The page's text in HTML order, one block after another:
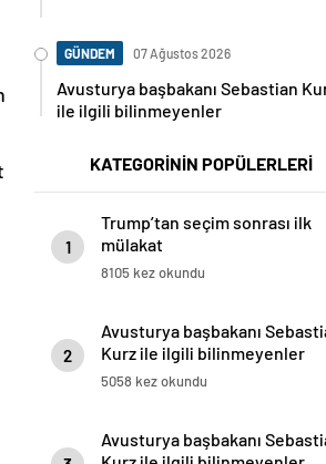
Avusturya başbakanı Sebastian Kurz
ile ilgili bilinmeyenler
1
mülakat
8105 kez okundu
2
Kurz ile ilgili bilinmeyenler
5058 kez okundu
3
Kurz ile ilgili bilinmeyenler